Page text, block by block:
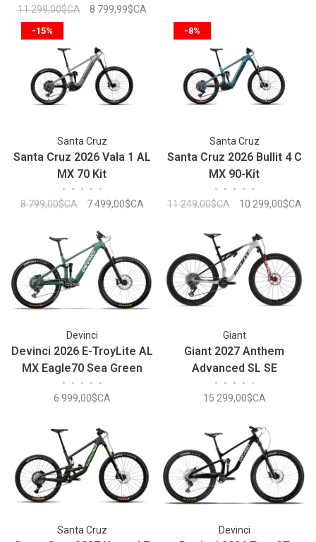
11 299,00$CA 8 799,99$CA
-15%
Santa Cruz
Santa Cruz 2026 Vala 1 AL
MX 70 Kit
• • • • •
8 799,00$CA 7 499,00$CA
-8%
Santa Cruz
Santa Cruz 2026 Bullit 4 C
MX 90-Kit
• • • • •
11 249,00$CA 10 299,00$CA
Devinci
Devinci 2026 E-TroyLite AL
MX Eagle70 Sea Green
• • • • •
6 999,00$CA
Giant
Giant 2027 Anthem
Advanced SL SE
White/Carbon
• • • • •
15 299,00$CA
Santa Cruz Devinci